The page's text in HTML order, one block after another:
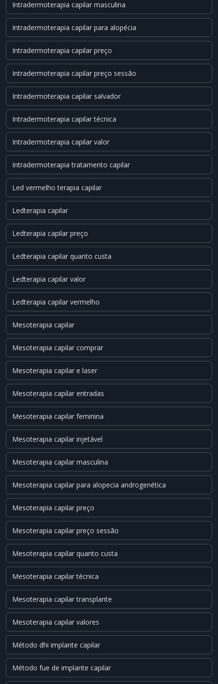
Intradermoterapia capilar masculina
Intradermoterapia capilar para alopécia
Intradermoterapia capilar preço
Intradermoterapia capilar preço sessão
Intradermoterapia capilar salvador
Intradermoterapia capilar técnica
Intradermoterapia capilar valor
Intradermoterapia tratamento capilar
Led vermelho terapia capilar
Ledterapia capilar
Ledterapia capilar preço
Ledterapia capilar quanto custa
Ledterapia capilar valor
Ledterapia capilar vermelho
Mesoterapia capilar
Mesoterapia capilar comprar
Mesoterapia capilar e laser
Mesoterapia capilar entradas
Mesoterapia capilar feminina
Mesoterapia capilar injetável
Mesoterapia capilar masculina
Mesoterapia capilar para alopecia androgenética
Mesoterapia capilar preço
Mesoterapia capilar preço sessão
Mesoterapia capilar quanto custa
Mesoterapia capilar técnica
Mesoterapia capilar transplante
Mesoterapia capilar valores
Método dhi implante capilar
Método fue de implante capilar